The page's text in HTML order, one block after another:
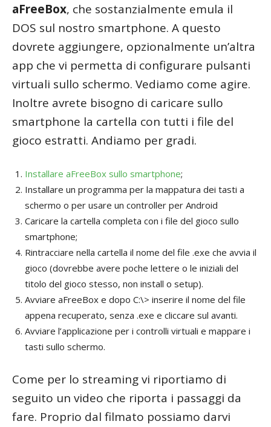
aFreeBox, che sostanzialmente emula il
DOS sul nostro smartphone. A questo
dovrete aggiungere, opzionalmente un’altra
app che vi permetta di configurare pulsanti
virtuali sullo schermo. Vediamo come agire.
Inoltre avrete bisogno di caricare sullo
smartphone la cartella con tutti i file del
gioco estratti. Andiamo per gradi.
Installare aFreeBox sullo smartphone;
Installare un programma per la mappatura dei tasti a
schermo o per usare un controller per Android
Caricare la cartella completa con i file del gioco sullo
smartphone;
Rintracciare nella cartella il nome del file .exe che avvia il
gioco (dovrebbe avere poche lettere o le iniziali del
titolo del gioco stesso, non install o setup).
Avviare aFreeBox e dopo C:\> inserire il nome del file
appena recuperato, senza .exe e cliccare sul avanti.
Avviare l’applicazione per i controlli virtuali e mappare i
tasti sullo schermo.
Come per lo streaming vi riportiamo di
seguito un video che riporta i passaggi da
fare. Proprio dal filmato possiamo darvi